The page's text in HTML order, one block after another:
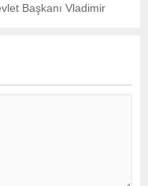
Başkanı Vladimir
saldırıları altındayken